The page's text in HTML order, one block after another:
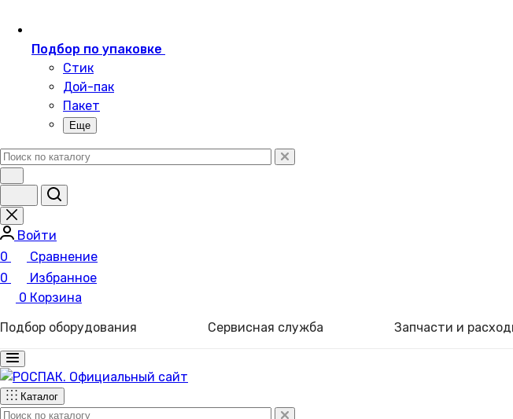
Подбор по упаковке
Стик
Дой-пак
Пакет
Еще
Войти
0
Сравнение
0
Избранное
0 Корзина
Подбор оборудования
Сервисная служба Запчасти и
Каталог